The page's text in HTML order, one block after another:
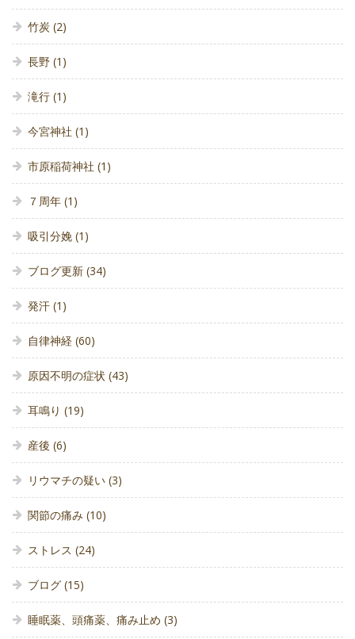
竹炭 (2)
長野 (1)
滝行 (1)
今宮神社 (1)
市原稲荷神社 (1)
７周年 (1)
吸引分娩 (1)
ブログ更新 (34)
発汗 (1)
自律神経 (60)
原因不明の症状 (43)
耳鳴り (19)
産後 (6)
リウマチの疑い (3)
関節の痛み (10)
ストレス (24)
ブログ (15)
睡眠薬、頭痛薬、痛み止め (3)